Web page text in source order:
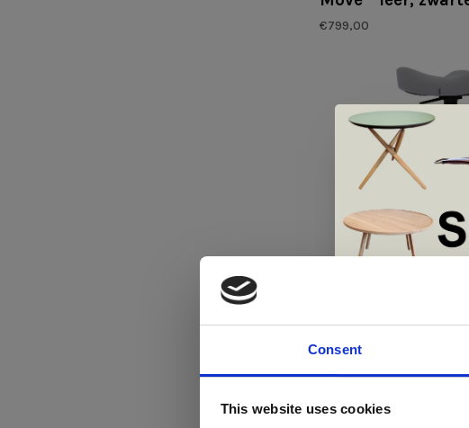
Consent
This website uses cookies
€799,00
De